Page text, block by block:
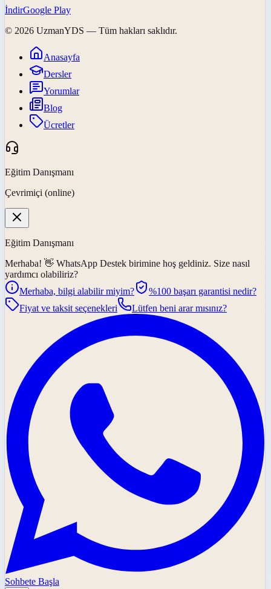
İndirGoogle Play
© 2026 UzmanYDS — Tüm hakları saklıdır.
Anasayfa
Dersler
Yorumlar
Blog
Ücretler
Eğitim Danışmanı
Çevrimiçi (online)
Eğitim Danışmanı
Merhaba! 👋 WhatsApp Destek birimine hoş geldiniz. Size nasıl
yardımcı olabiliriz?
Merhaba, bilgi alabilir miyim?
%100 başarı garantisi nedir?
Fiyat ve taksit seçenekleri
Lütfen beni arar mısınız?
Sohbete Başla